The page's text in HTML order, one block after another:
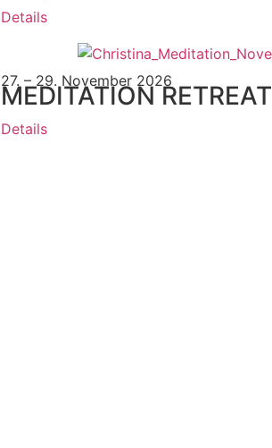
Details
27. – 29. November 2026
MEDITATION RETREAT
Details